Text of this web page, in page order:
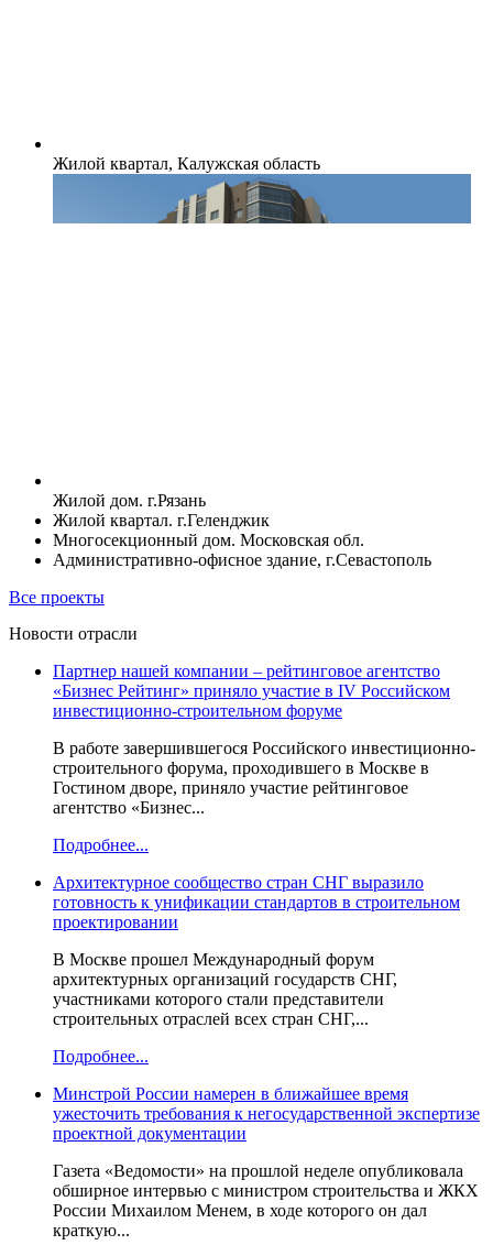
Жилой квартал, Калужская область
Жилой дом. г.Рязань
Жилой квартал. г.Геленджик
Многосекционный дом. Московская обл.
Административно-офисное здание, г.Севастополь
Все проекты
Новости отрасли
Партнер нашей компании – рейтинговое агентство
«Бизнес Рейтинг» приняло участие в IV Российском
инвестиционно-строительном форуме
В работе завершившегося Российского инвестиционно-
строительного форума, проходившего в Москве в
Гостином дворе, приняло участие рейтинговое
агентство «Бизнес...
Подробнее...
Архитектурное сообщество стран СНГ выразило
готовность к унификации стандартов в строительном
проектировании
В Москве прошел Международный форум
архитектурных организаций государств СНГ,
участниками которого стали представители
строительных отраслей всех стран СНГ,...
Подробнее...
Минстрой России намерен в ближайшее время
ужесточить требования к негосударственной экспертизе
проектной документации
Газета «Ведомости» на прошлой неделе опубликовала
обширное интервью с министром строительства и ЖКХ
России Михаилом Менем, в ходе которого он дал
краткую...